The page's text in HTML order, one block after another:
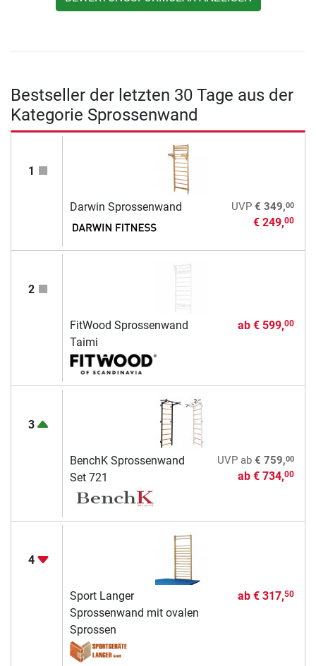
Bestseller der letzten 30 Tage aus der
Kategorie Sprossenwand
1
Darwin Sprossenwand UVP € 349,00
€ 249,00
2
FitWood Sprossenwand
Taimi
ab € 599,00
3
BenchK Sprossenwand
Set 721
UVPab € 759,00
ab € 734,00
4
Sport Langer
Sprossenwand mit ovalen
Sprossen
ab € 317,50